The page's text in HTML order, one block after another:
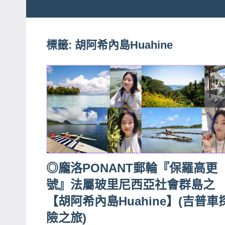
娃
JEFFIA
FANG
團、
題
旅
遊、
達
人
帶
路、
旅
遊
目
標籤: 胡阿希內島Huahine
◎龐洛PONANT郵輪『保羅高更
號』法屬玻里尼西亞社會群島之
【胡阿希內島Huahine】(吉普車
險之旅)